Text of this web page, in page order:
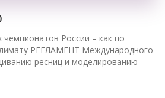
России – как по
РЕГЛАМЕНТ Международного
ресниц и моделированию
2020, г.Сочи(далее конкурс,